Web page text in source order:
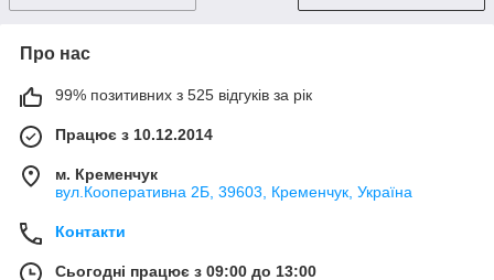
Про нас
99% позитивних з 525 відгуків за рік
Працює з 10.12.2014
м. Кременчук
вул.Кооперативна 2Б, 39603, Кременчук, Україна
Контакти
Сьогодні працює з 09:00 до 13:00